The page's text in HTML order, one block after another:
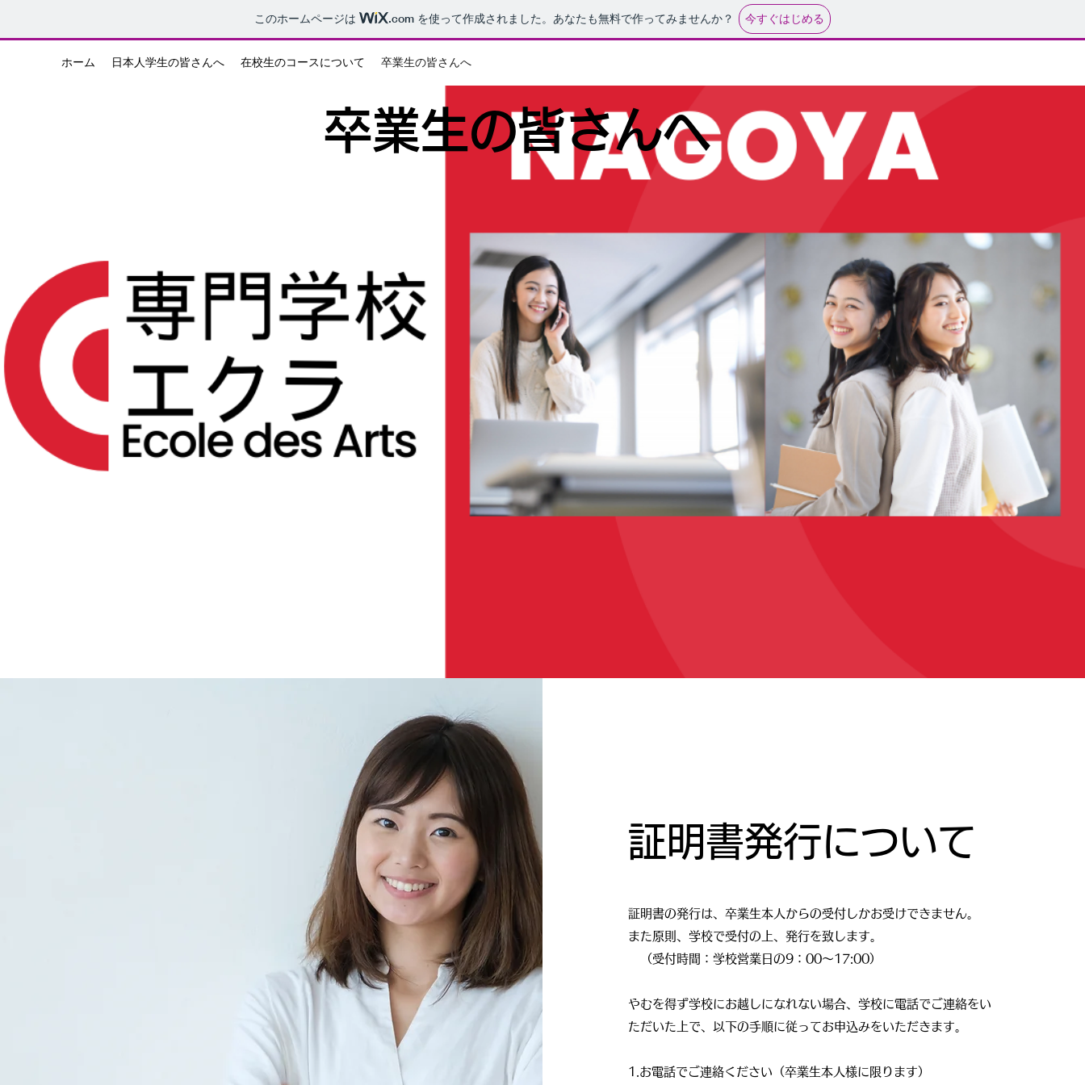
このホームページは .com を使って作成されました。あなたも無料で作ってみませんか？ 今すぐはじめる
ホーム 日本人学生の皆さんへ 在校生のコースについて 卒業生の皆さんへ
卒業生の皆さんへ
証明書発行について
証明書の発行は、卒業生本人からの受付しかお受けできません。
また原則、学校で受付の上、発行を致します。
​ （受付時間：学校営業日の9：00～17:00）
​やむを得ず学校にお越しになれない場合、学校に電話でご連絡をい
ただいた上で、以下の手順に従ってお申込みをいただきます。
1.お電話でご連絡ください（卒業生本人様に限ります）